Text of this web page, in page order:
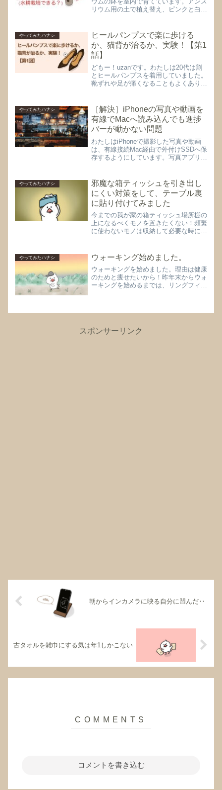
リウム用の土で植え替え、ピンクと白の
苞っていう葉っぱらしいです‥）は買っ
たときを最後に出てこな...
やってみたハナシ
ヒールパンプスで楽に歩ける
か、猫背が治るか、実験！【第1
話】
どもー！uzanです。わたしは20代は割
とヒールパンプスを着用していました。
靴ずれや足が痛くなることもよくありま
か‥、40代に突入した今、気付けば持
っている靴はスニーカ...
やってみたハナシ
［解決］iPhoneの写真や動画を
有線でMacへ読み込んでも進捗
バーが動かない問題
わたしはiPhoneで撮影した写真や動画
は、有線接続Mac経由で外付けSSDへ保
存するようにしています。写真アプリの
SSDに保存してくれるようになり、超
便利です。ある...
やってみたハナシ
邪魔な箱ティッシュを引き出し
にくい対策をして、テーブル裏
に貼り付けてみました
今までの我が家の箱ティッシュ場所棚の
上になるべくモノを置きたくない！頻繁
に使わないモノは収納して必要な時に取
レスが溜まってしまいます‥(^_^;)我が
家では、そんな理由...
やってみたハナシ ウォーキング始めました。
ウォーキングを始めました。理由は健康
のためと痩せたいから！昨年末からウォ
ーキングを始めるまでは、リングフィッ
スポンサーリンク
朝からインカメラに映る自分に凹んだ‥
古タオルを雑巾にする気は年1しかこない
コメントを書き込む